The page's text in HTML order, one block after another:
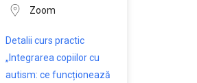
Zoom
Detalii curs practic
„Integrarea copiilor cu
autism: ce funcționează